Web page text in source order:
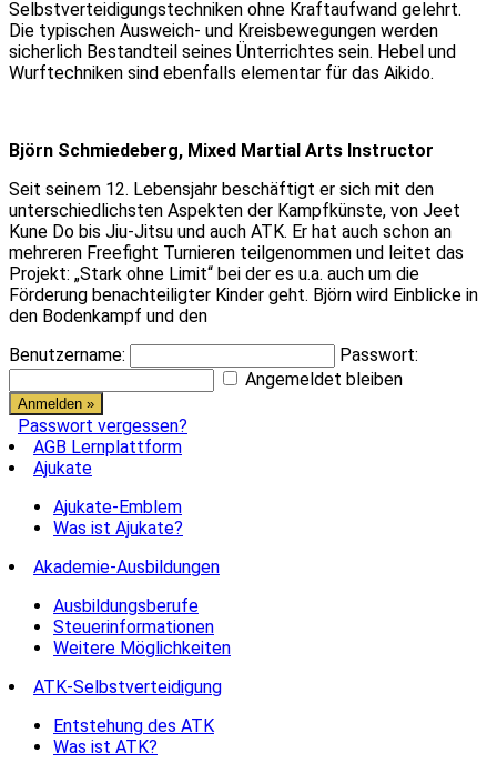
Selbstverteidigungstechniken ohne Kraftaufwand gelehrt.
Die typischen Ausweich- und Kreisbewegungen werden
sicherlich Bestandteil seines Ünterrichtes sein. Hebel und
Wurftechniken sind ebenfalls elementar für das Aikido.
Björn Schmiedeberg, Mixed Martial Arts Instructor
Seit seinem 12. Lebensjahr beschäftigt er sich mit den
unterschiedlichsten Aspekten der Kampfkünste, von Jeet
Kune Do bis Jiu-Jitsu und auch ATK. Er hat auch schon an
mehreren Freefight Turnieren teilgenommen und leitet das
Projekt: „Stark ohne Limit“ bei der es u.a. auch um die
Förderung benachteiligter Kinder geht. Björn wird Einblicke in
den Bodenkampf und den
Benutzername:
Passwort:
Angemeldet bleiben
Passwort vergessen?
AGB Lernplattform
Ajukate
Ajukate-Emblem
Was ist Ajukate?
Akademie-Ausbildungen
Ausbildungsberufe
Steuerinformationen
Weitere Möglichkeiten
ATK-Selbstverteidigung
Entstehung des ATK
Was ist ATK?